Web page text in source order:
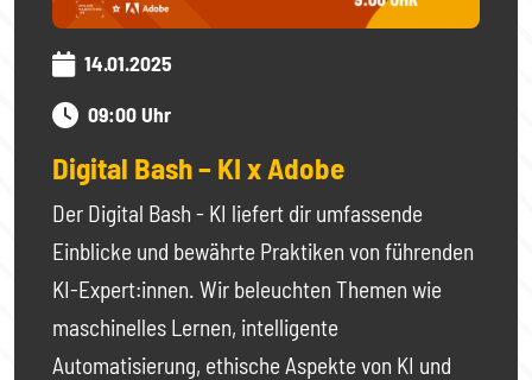
14.01.2025
09:00 Uhr
Digital Bash – KI x Adobe
Der Digital Bash - KI liefert dir umfassende
Einblicke und bewährte Praktiken von führenden
KI-Expert:innen. Wir beleuchten Themen wie
maschinelles Lernen, intelligente
Automatisierung, ethische Aspekte von KI und